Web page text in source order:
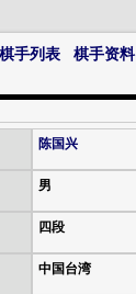
棋手列表 棋手资料
陈国兴
男
四段
中国台湾